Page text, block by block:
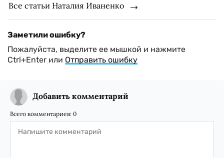
Все статьи Наталия Иваненко
Заметили ошибку?
Пожалуйста, выделите ее мышкой и нажмите
Ctrl+Enter или Отправить ошибку
Добавить комментарий
Всего комментариев: 0